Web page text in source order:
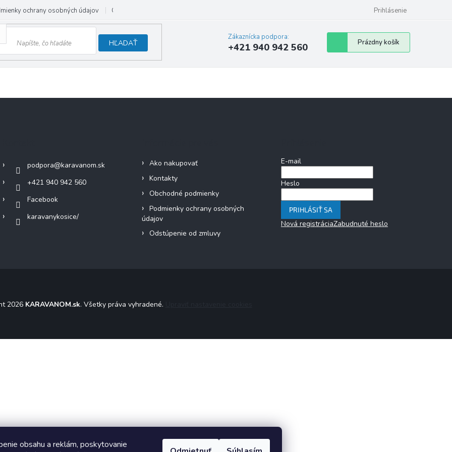
obsahu a reklám, poskytovanie
ochrany osobných údajov Odstúpenie od zmluvy Prihlásenie
HĽADAŤ
Zákaznícka podpora:
+421 940 942 560
Nákupný
košík
Prázdny košík
podpora@karavanom.sk
+421 940 942 560
Facebook
karavanykosice/
Ako nakupovať
Kontakty
Obchodné podmienky
Podmienky ochrany osobných
údajov
Odstúpenie od zmluvy
E-mail
Heslo
PRIHLÁSIŤ SA
Nová registráciaZabudnuté heslo
2026 KARAVANOM.sk. Všetky práva vyhradené.